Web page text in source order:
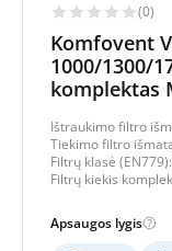
(0)
Komfovent
1000/1300/
komplektas
Ištraukimo filtro
Tiekimo filtro
Filtrų klasė (EN779):
Filtrų kiekis
Apsaugos lygis